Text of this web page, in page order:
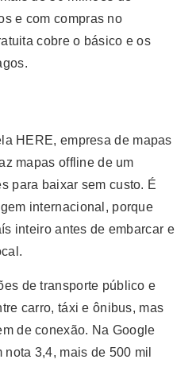
e com compras no
cobre o básico e os
HERE, empresa de mapas
mapas offline de um
para baixar sem custo. É
internacional, porque
inteiro antes de embarcar e
de transporte público e
carro, táxi e ônibus, mas
de conexão. Na Google
3,4, mais de 500 mil